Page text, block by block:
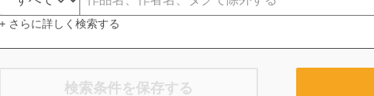
+ さらに詳しく検索する
検索条件を保存する